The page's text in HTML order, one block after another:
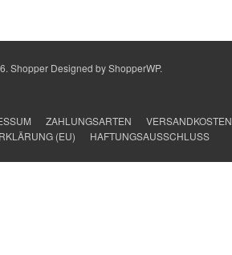
ShopperDesigned byShopperWP.
ZAHLUNGSARTEN VERSANDKOSTEN
(EU)
HAFTUNGSAUSSCHLUSS